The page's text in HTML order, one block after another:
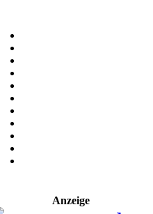
Anzeige